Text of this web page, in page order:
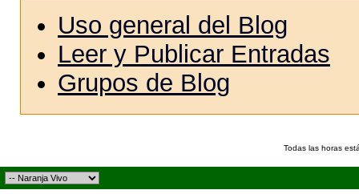
Uso general del Blog
Leer y Publicar Entradas
Grupos de Blog
Todas las horas